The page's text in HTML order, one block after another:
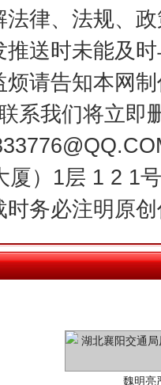
律、法规、
送时未能及
请告知本网
系我们将立即
厦）1层 1 2 1
时务必注明原
今
魏明亮